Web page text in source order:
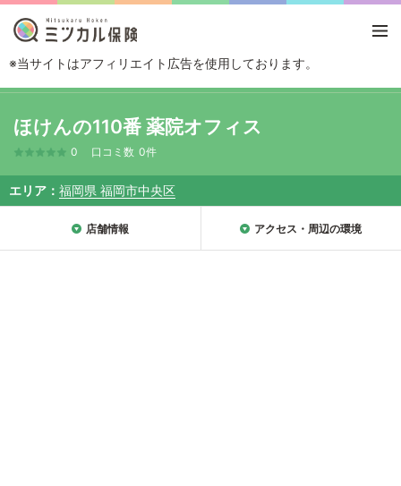
※当サイトはアフィリエイト広告を使用しております。
福岡
ほけんの110番 薬院オフィス
0 口コミ数 0件
エリア 福岡県 福岡市中央区
店舗情報 アクセス・周辺の環境